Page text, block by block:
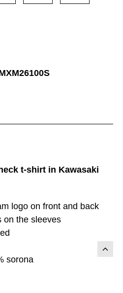
t-shirt in Kawasaki
logo on front and back
on the sleeves
sorona